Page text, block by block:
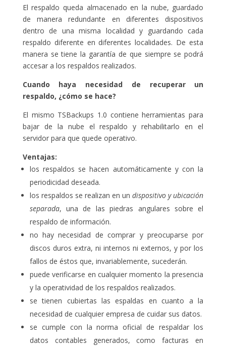
El respaldo queda almacenado en la nube, guardado
de manera redundante en diferentes dispositivos
dentro de una misma localidad y guardando cada
respaldo diferente en diferentes localidades. De esta
manera se tiene la garantía de que siempre se podrá
accesar a los respaldos realizados.
Cuando haya necesidad de recuperar un
respaldo, ¿cómo se hace?
El mismo TSBackups 1.0 contiene herramientas para
bajar de la nube el respaldo y rehabilitarlo en el
servidor para que quede operativo.
Ventajas:
los respaldos se hacen automáticamente y con la
periodicidad deseada.
los respaldos se realizan en undispositivo y ubicación
separada, una de las piedras angulares sobre el
respaldo de información.
no hay necesidad de comprar y preocuparse por
discos duros extra, ni internos ni externos, y por los
fallos de éstos que, invariablemente, sucederán.
puede verificarse en cualquier momento la presencia
y la operatividad de los respaldos realizados.
se tienen cubiertas las espaldas en cuanto a la
necesidad de cualquier empresa de cuidar sus datos.
se cumple con la norma oficial de respaldar los
datos contables generados, como facturas en